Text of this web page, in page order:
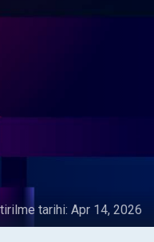
tarihi: Apr 14, 2026